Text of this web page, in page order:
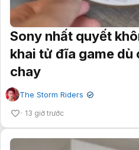
Sony nhất quyết
khai tử đĩa game
chay
The Storm Riders ✔
13 giờ trước